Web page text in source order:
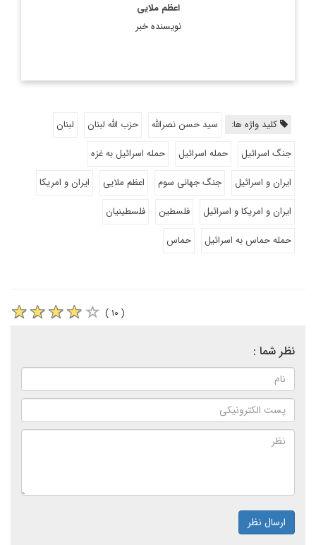
اعظم ملایی
نویسنده خبر
کلید واژه ها: سید حسن نصرالله حزب الله لبنان
لبنان
جنگ اسرائیل
حمله اسرائیل
حمله اسرائیل به غزه
ایران و اسرائیل
جنگ جهانی سوم اعظم ملایی
ایران و امریکا
ایران و امریکا و اسرائیل
فلسطین
فلسطینیان
حمله حماس به اسرائیل
حماس
( ۱۰ )
نظر شما :
ارسال نظر